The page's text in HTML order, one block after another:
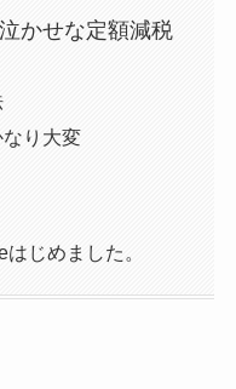
かせな定額減税
り大変
じめました。